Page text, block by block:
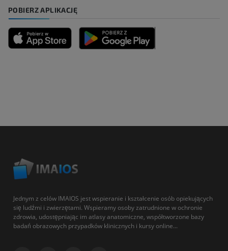
POBIERZ APLIKACJĘ
Jednym z celów IMAIOS jest wspieranie i kształcenie osób opiekujących
się ludźmi i zwierzętami. Wspieramy osoby zatrudnione w ochronie
zdrowia, udostępniając im atlasy anatomiczne, współtworzone bazy
badań obrazowych przypadków klinicznych i kursy online...